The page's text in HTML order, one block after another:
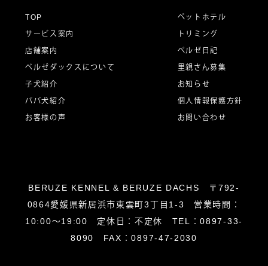
ー
シ
ョ
ン
TOP
サービス案内
店舗案内
ベルゼダックスについて
子犬紹介
パパ犬紹介
お客様の声
ペットホテル
トリミング
ベルゼ日記
里親さん募集
お知らせ
個人情報保護方針
お問い合わせ
BERUZE KENNEL & BERUZE DACHS 〒792-
0864愛媛県新居浜市東雲町3丁目1-3 営業時間：
10:00～19:00 定休日：不定休 TEL：0897-33-
8090 FAX：0897-47-2030